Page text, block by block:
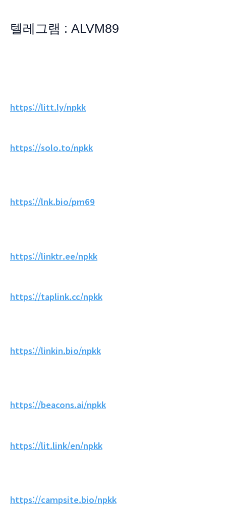
텔레그램 : ALVM89
https://litt.ly/npkk
https://solo.to/npkk
https://lnk.bio/pm69
https://linktr.ee/npkk
https://taplink.cc/npkk
https://linkin.bio/npkk
https://beacons.ai/npkk
https://lit.link/en/npkk
https://campsite.bio/npkk